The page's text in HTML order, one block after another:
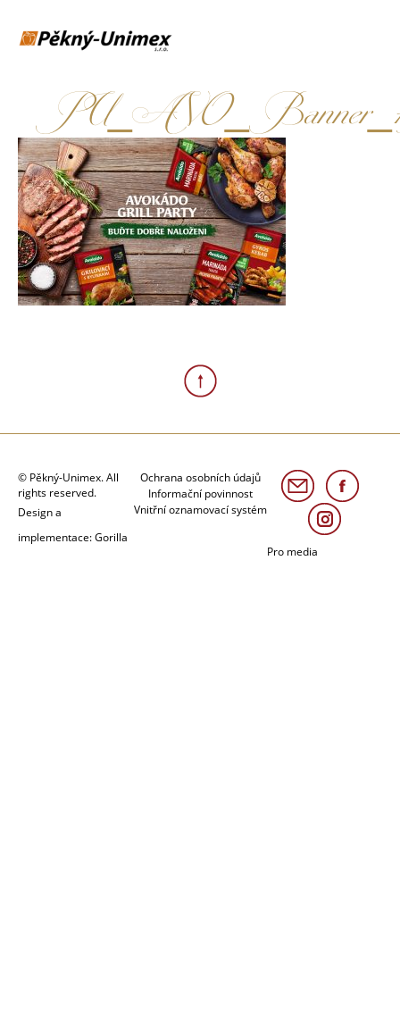
© Pěkný-Unimex. All
rights reserved.
Design a
implementace: Gorilla
Ochrana osobních údajů
Informační povinnost
Vnitřní oznamovací systém
Pro media